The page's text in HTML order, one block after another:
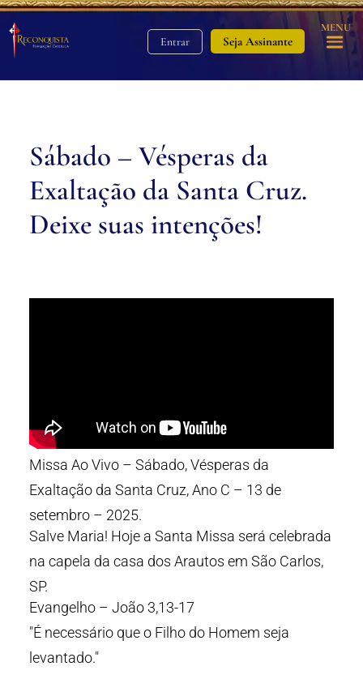
Entrar Seja Assinante
MENU
Sábado – Vésperas da
Exaltação da Santa Cruz.
Deixe suas intenções!
Missa Ao Vivo – Sábado, Vésperas da
Exaltação da Santa Cruz, Ano C – 13 de
setembro – 2025.
Salve Maria! Hoje a Santa Missa será celebrada
na capela da casa dos Arautos em São Carlos,
SP.
Evangelho – João 3,13-17
"É necessário que o Filho do Homem seja
levantado."